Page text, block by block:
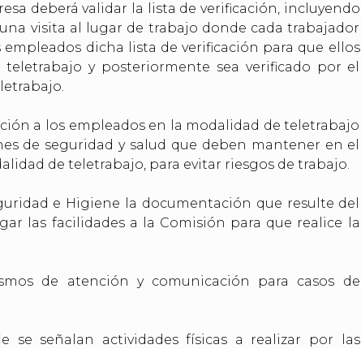
deberá validar la lista de verificación, incluyendo
visita al lugar de trabajo donde cada trabajador
dicha lista de verificación para que ellos
y posteriormente sea verificado por el
a los empleados en la modalidad de teletrabajo
de seguridad y salud que deben mantener en el
de teletrabajo, para evitar riesgos de trabajo.
e Higiene la documentación que resulte del
las facilidades a la Comisión para que realice la
de atención y comunicación para casos de
se señalan actividades físicas a realizar por las